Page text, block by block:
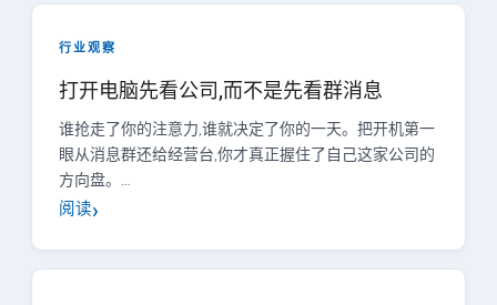
行业观察
打开电脑先看公司,而不是先看群消息
谁抢走了你的注意力,谁就决定了你的一天。把开机第一
眼从消息群还给经营台,你才真正握住了自己这家公司的
方向盘。…
阅读